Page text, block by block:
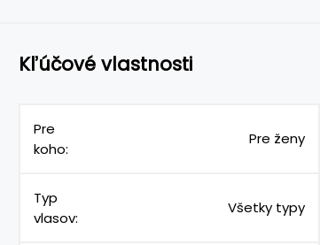
Kľúčové vlastnosti
Pre
koho:
Pre ženy
Typ
vlasov:
Všetky typy